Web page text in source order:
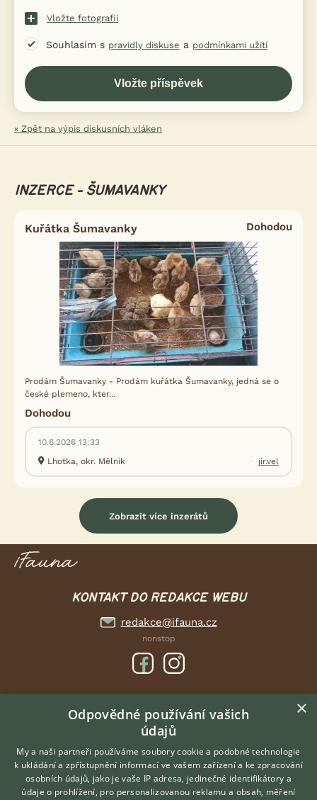
Vložte fotografii
Souhlasím s pravidly diskuse a podmínkami užití
« Zpět na výpis diskusních vláken
INZERCE - ŠUMAVANKY
Kuřátka Šumavanky Dohodou
Prodám Šumavanky - Prodám kuřátka Šumavanky, jedná se o
české plemeno, kter...
Dohodou
10.6.2026 13:33
Lhotka, okr. Mělník
jir.vel
Zobrazit více inzerátů
KONTAKT DO REDAKCE WEBU
redakce@ifauna.cz
nonstop
DOMOVSKÁ STRÁNKA
INZERCE
DISKUSE
ČLÁNKY
×
Odpovědné používání vašich
údajů
My a naši partneři používáme soubory cookie a podobné technologie
k ukládání a zpřístupnění informací ve vašem zařízení a ke zpracování
osobních údajů, jako je vaše IP adresa, jedinečné identifikátory a
údaje o prohlížení, pro personalizovanou reklamu a obsah, měření